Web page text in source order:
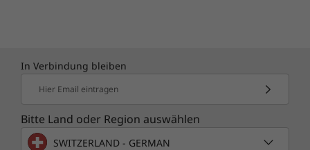
In Verbindung bleiben
Hier Email eintragen
Bitte Land oder Region auswählen
SWITZERLAND - GERMAN